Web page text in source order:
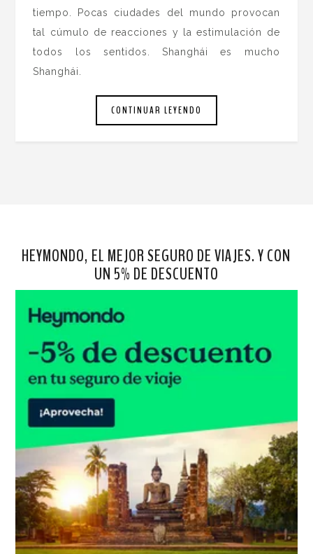
tiempo. Pocas ciudades del mundo provocan
tal cúmulo de reacciones y la estimulación de
todos los sentidos. Shanghái es mucho
Shanghái.
CONTINUAR LEYENDO
HEYMONDO, EL MEJOR SEGURO DE VIAJES. Y CON
UN 5% DE DESCUENTO